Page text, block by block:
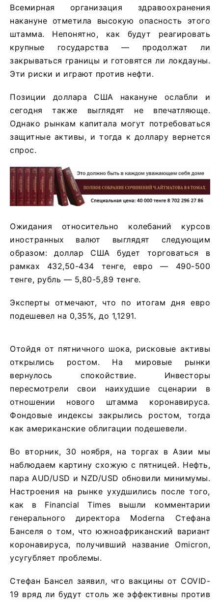
Всемирная организация здравоохранения
накануне отметила высокую опасность этого
штамма. Непонятно, как будут реагировать
крупные государства — продолжат ли
закрываться границы и готовятся ли локдауны.
Эти риски и играют против нефти.
Позиции доллара США накануне ослабли и
сегодня также выглядят не впечатляюще.
Однако рынкам капитала могут потребоваться
защитные активы, и тогда к доллару вернется
спрос.
Ожидания относительно колебаний курсов
иностранных валют выглядят следующим
образом: доллар США будет торговаться в
рамках 432,50-434 тенге, евро — 490-500
тенге, рубль — 5,80-5,89 тенге.
Эксперты отмечают, что по итогам дня евро
подешевел на 0,35%, до 1,1291.
Отойдя от пятничного шока, рисковые активы
открылись ростом. На мировые рынки
вернулось спокойствие. Инвесторы
пересмотрели свои наихудшие сценарии в
отношении нового штамма коронавируса.
Фондовые индексы закрылись ростом, тогда
как американские облигации подешевели.
Во вторник, 30 ноября, на торгах в Азии мы
наблюдаем картину схожую с пятницей. Нефть,
пара AUD/USD и NZD/USD обновили минимумы.
Настроения на рынке ухудшились после того,
как в Financial Times вышли комментарии
генерального директора Moderna Стефана
Банселя о том, что южноафриканский вариант
коронавируса, получивший название Omicron,
усугубляет проблемы.
Стефан Бансел заявил, что вакцины от COVID-
19 вряд ли будут столь же эффективны против